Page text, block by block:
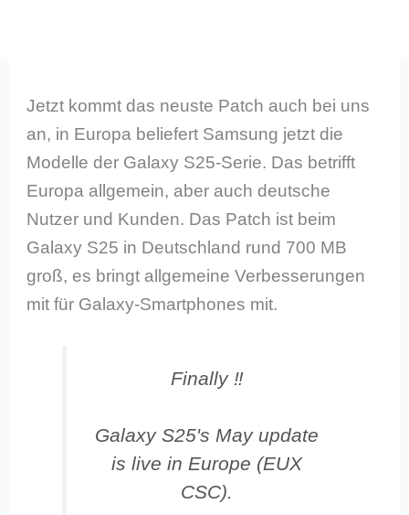
Jetzt kommt das neuste Patch auch bei uns
an, in Europa beliefert Samsung jetzt die
Modelle der Galaxy S25-Serie. Das betrifft
Europa allgemein, aber auch deutsche
Nutzer und Kunden. Das Patch ist beim
Galaxy S25 in Deutschland rund 700 MB
groß, es bringt allgemeine Verbesserungen
mit für Galaxy-Smartphones mit.
Finally ‼️
Galaxy S25's May update
is live in Europe (EUX
CSC).